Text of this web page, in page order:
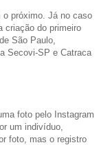
o próximo. Já no caso
criação do primeiro
São Paulo,
Secovi-SP e Catraca
foto pelo Instagram
um indivíduo,
foto, mas o registro